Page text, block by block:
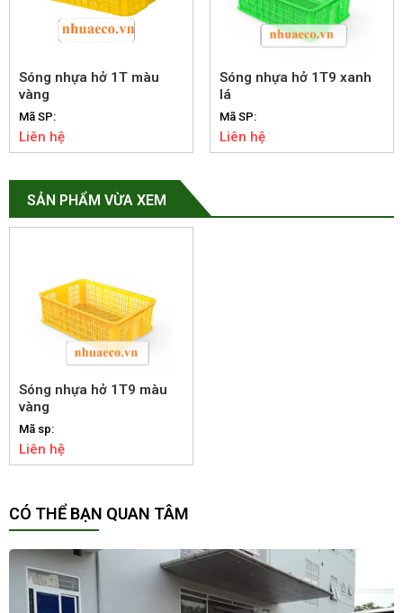
Sóng nhựa hở 1T màu
vàng
Mã SP:
Liên hệ
Sóng nhựa hở 1T9 xanh
lá
Mã SP:
Liên hệ
SẢN PHẨM VỪA XEM
Sóng nhựa hở 1T9 màu
vàng
Mã sp:
Liên hệ
CÓ THỂ BẠN QUAN TÂM